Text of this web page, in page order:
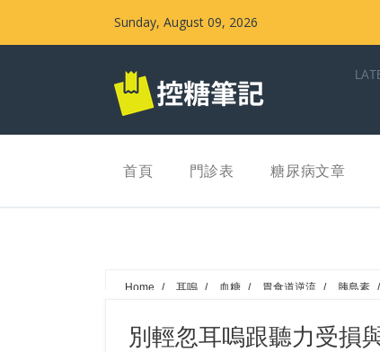
Sunday, August 09, 2026
首頁 門診表 糖尿病文章
Home / 耳嗚 / 血糖 / 胃食道逆流 / 胰島素 /
別輕忽耳嗚跟聽力受損